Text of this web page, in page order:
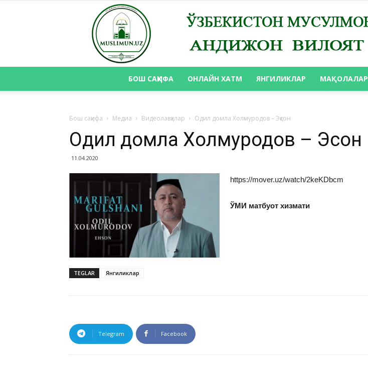
БОШ САҲИФА ОНЛАЙН ХАТМ ЯНГИЛИКЛАР МАҚОЛАЛАР
Бош саҳифа Медиа Видеолавҳалар Одил домла Холмуродов – Эҳсон
Одил домла Холмуродов – Эҳсон
11.04.2020
https://mover.uz/watch/2keKDbcm
ЎМИ матбуот хизмати
TEGLAR Янгиликлар
Telegram Facebook